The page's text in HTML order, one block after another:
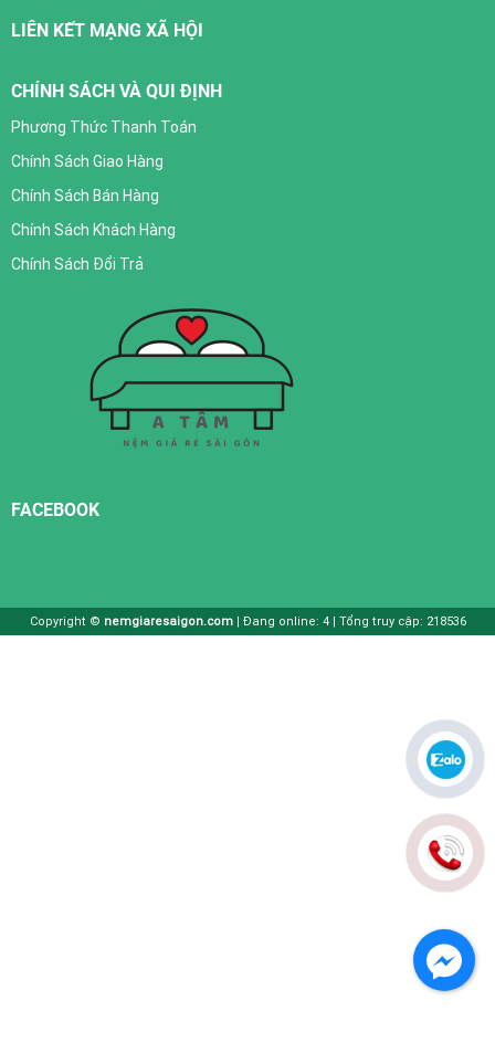
LIÊN KẾT MẠNG XÃ HỘI
CHÍNH SÁCH VÀ QUI ĐỊNH
Phương Thức Thanh Toán
Chính Sách Giao Hàng
Chính Sách Bán Hàng
Chính Sách Khách Hàng
Chính Sách Đổi Trả
FACEBOOK
Copyright © nemgiaresaigon.com | Đang online: 4 | Tổng truy cập: 218536